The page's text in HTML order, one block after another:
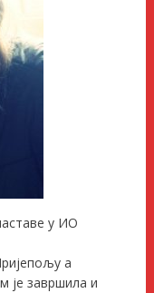
у ИО
а
је завршила и